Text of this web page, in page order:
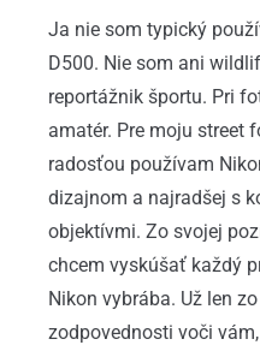
Ja nie som typický
D500. Nie som ani
reportážnik športu. Pri
amatér. Pre moju street
radosťou používam
dizajnom a najradšej s
objektívmi. Zo svojej
chcem vyskúšať každý
Nikon vybrába. Už len
zodpovednosti voči